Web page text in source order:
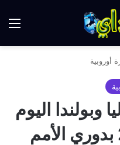
أوروبية
وبولندا اليوم
11 أكتوبر 2020 بدوري الأمم